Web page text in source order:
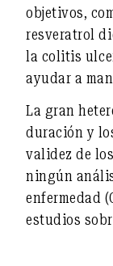
objetivos,
resveratrol
la colitis
ayudar a
La gran
duración y
validez de
ningún
enfermedad
estudios